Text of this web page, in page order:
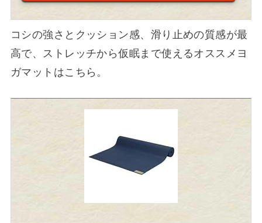
コシの強さとクッション感、滑り止めの質感が最
高で、ストレッチから仮眠まで使えるオススメヨ
ガマットはこちら。